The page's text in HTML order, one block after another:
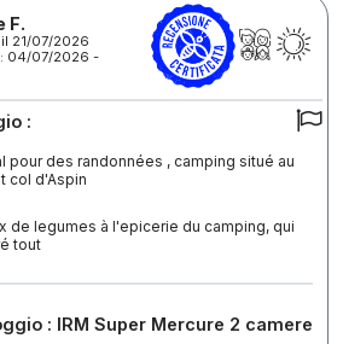
F.
21/07/2026
04/07/2026 -
:
pour des randonnées , camping situé au
col d'Aspin
de legumes à l'epicerie du camping, qui
tout
: IRM Super Mercure 2 camere